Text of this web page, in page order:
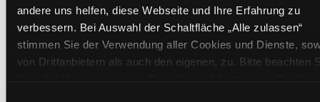
andere uns helfen, diese Webseite und Ihre Erfahrung zu
verbessern. Bei Auswahl der Schaltfläche „Alle zulassen“
stimmen Sie der Verwendung aller Cookies und Dienste,
von Drittanbietern als auch den eigenen, zu. Bitte beachten
Zweigstelle:Ost - Schillerstraße
Signatur:TD.JE.E LUH
Standort 2: Ausleihe
Status: Verfügbar